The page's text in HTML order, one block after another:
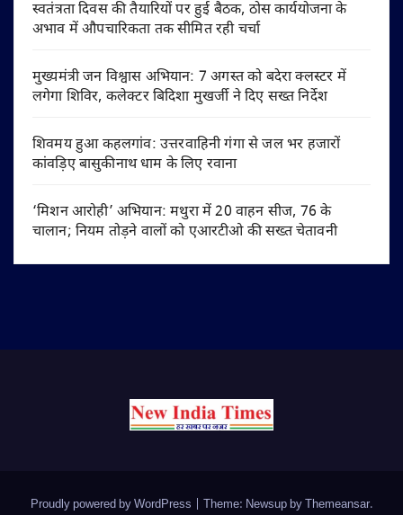
स्वतंत्रता दिवस की तैयारियों पर हुई बैठक, ठोस कार्ययोजना के
अभाव में औपचारिकता तक सीमित रही चर्चा
मुख्यमंत्री जन विश्वास अभियान: 7 अगस्त को बदेरा क्लस्टर में
लगेगा शिविर, कलेक्टर बिदिशा मुखर्जी ने दिए सख्त निर्देश
शिवमय हुआ कहलगांव: उत्तरवाहिनी गंगा से जल भर हजारों
कांवड़िए बासुकीनाथ धाम के लिए रवाना
‘मिशन आरोही’ अभियान: मथुरा में 20 वाहन सीज, 76 के
चालान; नियम तोड़ने वालों को एआरटीओ की सख्त चेतावनी
Proudly powered by WordPress Theme: Newsup byThemeansar.